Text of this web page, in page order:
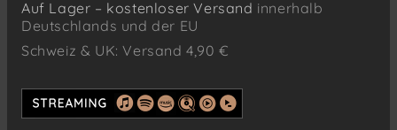
Auf Lager – kostenloser Versand innerhalb
Deutschlands und der EU
Schweiz & UK: Versand 4,90 €